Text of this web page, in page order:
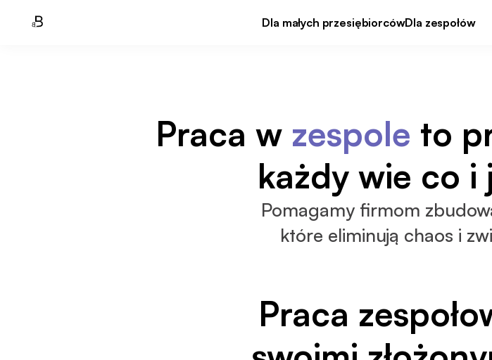
Dla małych przesiębiorcówDla zespołów
Praca w zespole to
każdy wie co i
Pomagamy firmom
które eliminują chaos i
Praca